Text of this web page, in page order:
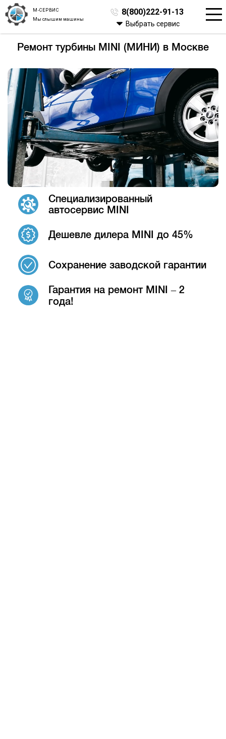
М-СЕРВИС
Мы слышим машины
8(800)222-91-13
Выбрать сервис
Ремонт турбины MINI (МИНИ) в Москве
Специализированный
автосервис MINI
Дешевле дилера MINI до 45%
Сохранение заводской гарантии
Гарантия на ремонт MINI – 2
года!